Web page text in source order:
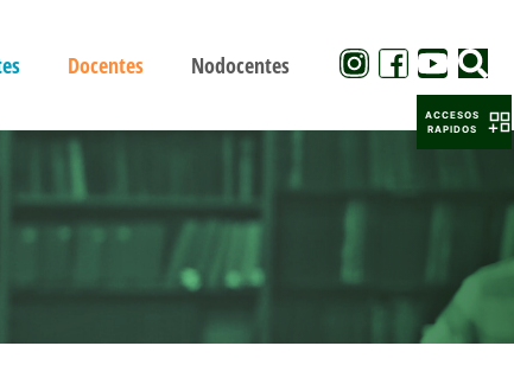
Docentes Nodocentes
ACCESOS
RAPIDOS